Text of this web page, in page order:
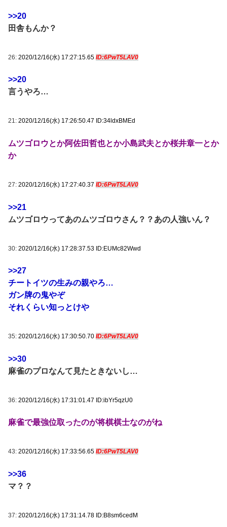
>>20
田舎もんか？
26: 2020/12/16(水) 17:27:15.65 ID:6PwT5LAV0
>>20
言うやろ…
21: 2020/12/16(水) 17:26:50.47 ID:34ldxBMEd
ムツゴロウとか阿佐田哲也とか小島武夫とか桜井章一とか
か
27: 2020/12/16(水) 17:27:40.37 ID:6PwT5LAV0
>>21
ムツゴロウってあのムツゴロウさん？？あの人強いん？
30: 2020/12/16(水) 17:28:37.53 ID:EUMc82Wwd
>>27
チートイツの生みの親やろ…
ガン牌の鬼やぞ
それくらい知っとけや
35: 2020/12/16(水) 17:30:50.70 ID:6PwT5LAV0
>>30
麻雀のプロなんて見たときないし…
36: 2020/12/16(水) 17:31:01.47 ID:ibYr5qzU0
麻雀で最強位取ったのが将棋棋士なのがね
43: 2020/12/16(水) 17:33:56.65 ID:6PwT5LAV0
>>36
マ？？
37: 2020/12/16(水) 17:31:14.78 ID:B8sm6cedM